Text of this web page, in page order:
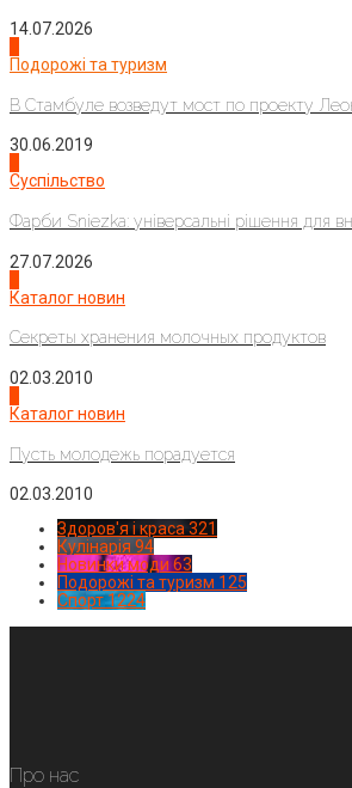
14.07.2026
Подорожі та туризм
В Стамбуле возведут мост по проекту
30.06.2019
Суспільство
Фарби Sniezka: універсальні рішення для
27.07.2026
Каталог новин
Секреты хранения молочных продуктов
02.03.2010
Каталог новин
Пусть молодежь порадуется
02.03.2010
Здоров'я і краса 321
Кулінарія 94
Новинки моди 63
Подорожі та туризм 125
Спорт1224
Про нас